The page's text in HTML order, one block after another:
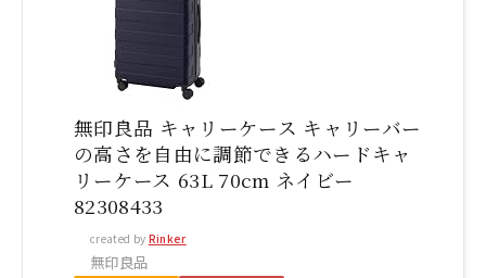
無印良品 キャリーケース キャリーバー
の高さを自由に調節できるハードキャ
リーケース 63L 70cm ネイビー
82308433
created by Rinker
無印良品